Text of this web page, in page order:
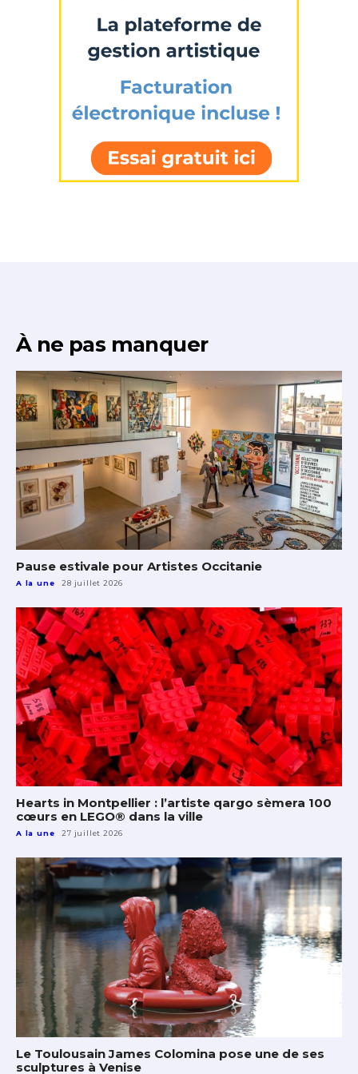
À ne pas manquer
Pause estivale pour Artistes Occitanie
A la une 28 juillet 2026
Hearts in Montpellier : l’artiste qargo sèmera 100
cœurs en LEGO® dans la ville
A la une 27 juillet 2026
Le Toulousain James Colomina pose une de ses
sculptures à Venise